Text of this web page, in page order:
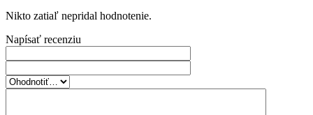
Nikto zatiaľ nepridal hodnotenie.
Napísať recenziu